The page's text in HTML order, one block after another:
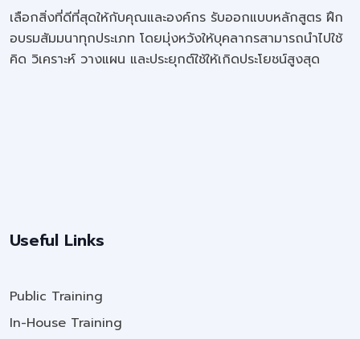
เลือกสิ่งที่ดีที่สุดให้กับคุณและองค์กร รับออกแบบหลักสูตร ฝึก
อบรมสัมมนาทุกประเภท โดยมุ่งหวังให้บุคลากรสามารถนำไปใช้
คิด วิเคราะห์ วางแผน และประยุกต์ใช้ให้เกิดประโยชน์สูงสุด
Useful Links
Public Training
In-House Training